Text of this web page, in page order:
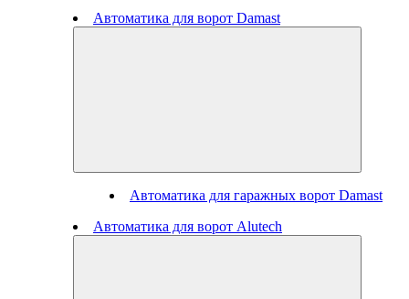
Автоматика для ворот Damast
Автоматика для гаражных ворот Damast
Автоматика для ворот Alutech